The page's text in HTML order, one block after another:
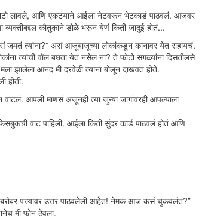
फोटो लावले, आणि एकटयाने आईला नेटवरून भेटकार्ड पाठवलं. आजवर
कौतुकाने डोळे भरून येणं किती जादुई होतं...
त्यांना?” असं आजूबाजूच्या लोकांकडून कानावर येत राहायचं.
त्यांची वॉल बघता येत नसेल ना? ते फोटो सगळ्यांना दिसतीलसे
झालेला आनंद मी दरवेळी त्यांना बोलून दाखवत होते.
होती.
आपली माणसं अजूनही त्या जुन्या जागांवरही आपल्याला
वाट पाहिली. आईला किती सुंदर कार्ड पाठवलं होतं आणि
बरोबर पत्त्यावर उत्तरं पाठवलेली आहेत! नेमकं आज कसं चुकवलंत?”
मी फोन ठेवला.